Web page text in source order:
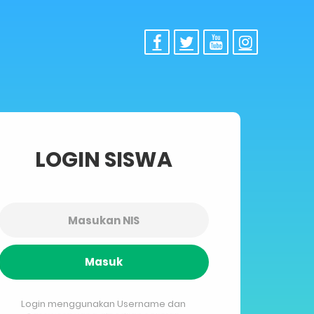
LOGIN SISWA
Masuk
Login menggunakan Username dan